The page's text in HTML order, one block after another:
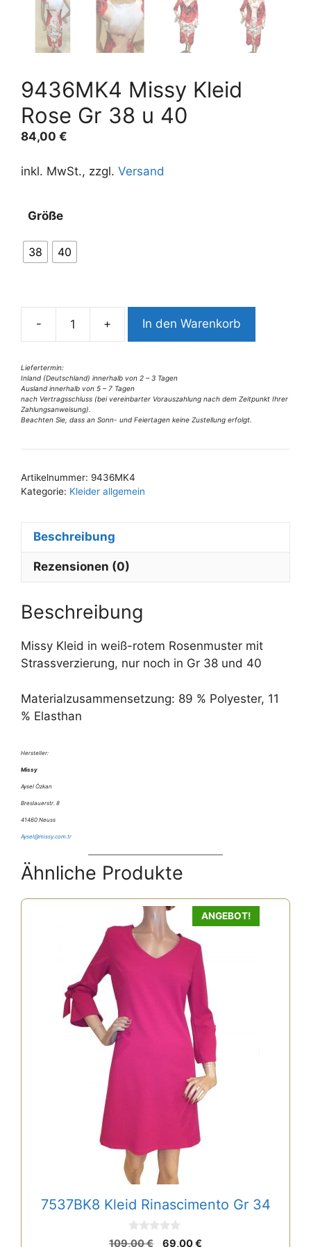
9436MK4 Missy Kleid
Rose Gr 38 u 40
84,00 €
inkl. MwSt., zzgl. Versand
Größe
38 40
-
9436MK4
Rose
Gr
38
40
Menge
+ In den Warenkorb
Liefertermin:
Inland (Deutschland) innerhalb von 2 – 3 Tagen
Ausland innerhalb von 5 – 7 Tagen
nach Vertragsschluss (bei vereinbarter Vorauszahlung nach dem Zeitpunkt Ihrer
Zahlungsanweisung).
Beachten Sie, dass an Sonn- und Feiertagen keine Zustellung erfolgt.
t
e
a
i
v
e
:
Artikelnummer: 9436MK4
Kategorie: Kleider allgemein
Beschreibung
Rezensionen (0)
Beschreibung
Missy Kleid in weiß-rotem Rosenmuster mit
Strassverzierung, nur noch in Gr 38 und 40
Materialzusammensetzung: 89 % Polyester, 11
% Elasthan
Hersteller:
Missy
Aysel Özkan
Breslauerstr. 8
41460 Neuss
Aysel@missy.com.tr
Ähnliche Produkte
ANGEBOT!
7537BK8 Kleid Rinascimento Gr 34
0
109,00€
Ursprünglicher
69,00€